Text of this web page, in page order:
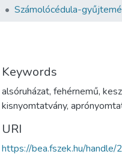
Számolócédula-
Keywords
alsóruházat, fehérnemű,
kisnyomtatvány,
URI
https://bea.fszek.hu/